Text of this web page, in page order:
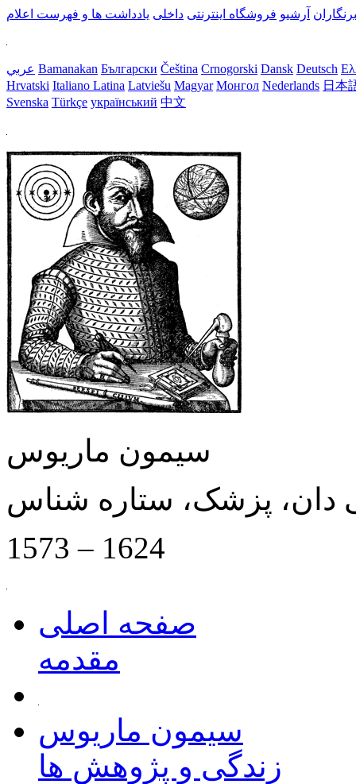
آرشیو فروشگاه اینترنتی داخلی یادداشت ها و فهرست اعلام
عربي Bamanakan Български Čeština Crnogorski Dansk Deutsch
Hrvatski Italiano Latina Latviešu Magyar Монгол Nederlands 日本
Svenska Türkçe український 中文
سیمون ماریوس
دان، پزشک، ستاره شناس
1573 – 1624
صفحه اصلی
مقدمه
سیمون ماریوس
زندگی و پژوهش ها